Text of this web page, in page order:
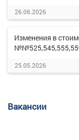
26.06.2026
Изменения в
25.05.2026
Вакансии